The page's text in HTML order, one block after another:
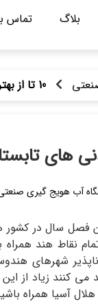
بلاگ تماس
10 تا از بهترین نوشیدنی های تابستانی کشور هند
آب هویج گیری
فصل سال در کشور
نقاط هند
شهرهای
آسیا همراه